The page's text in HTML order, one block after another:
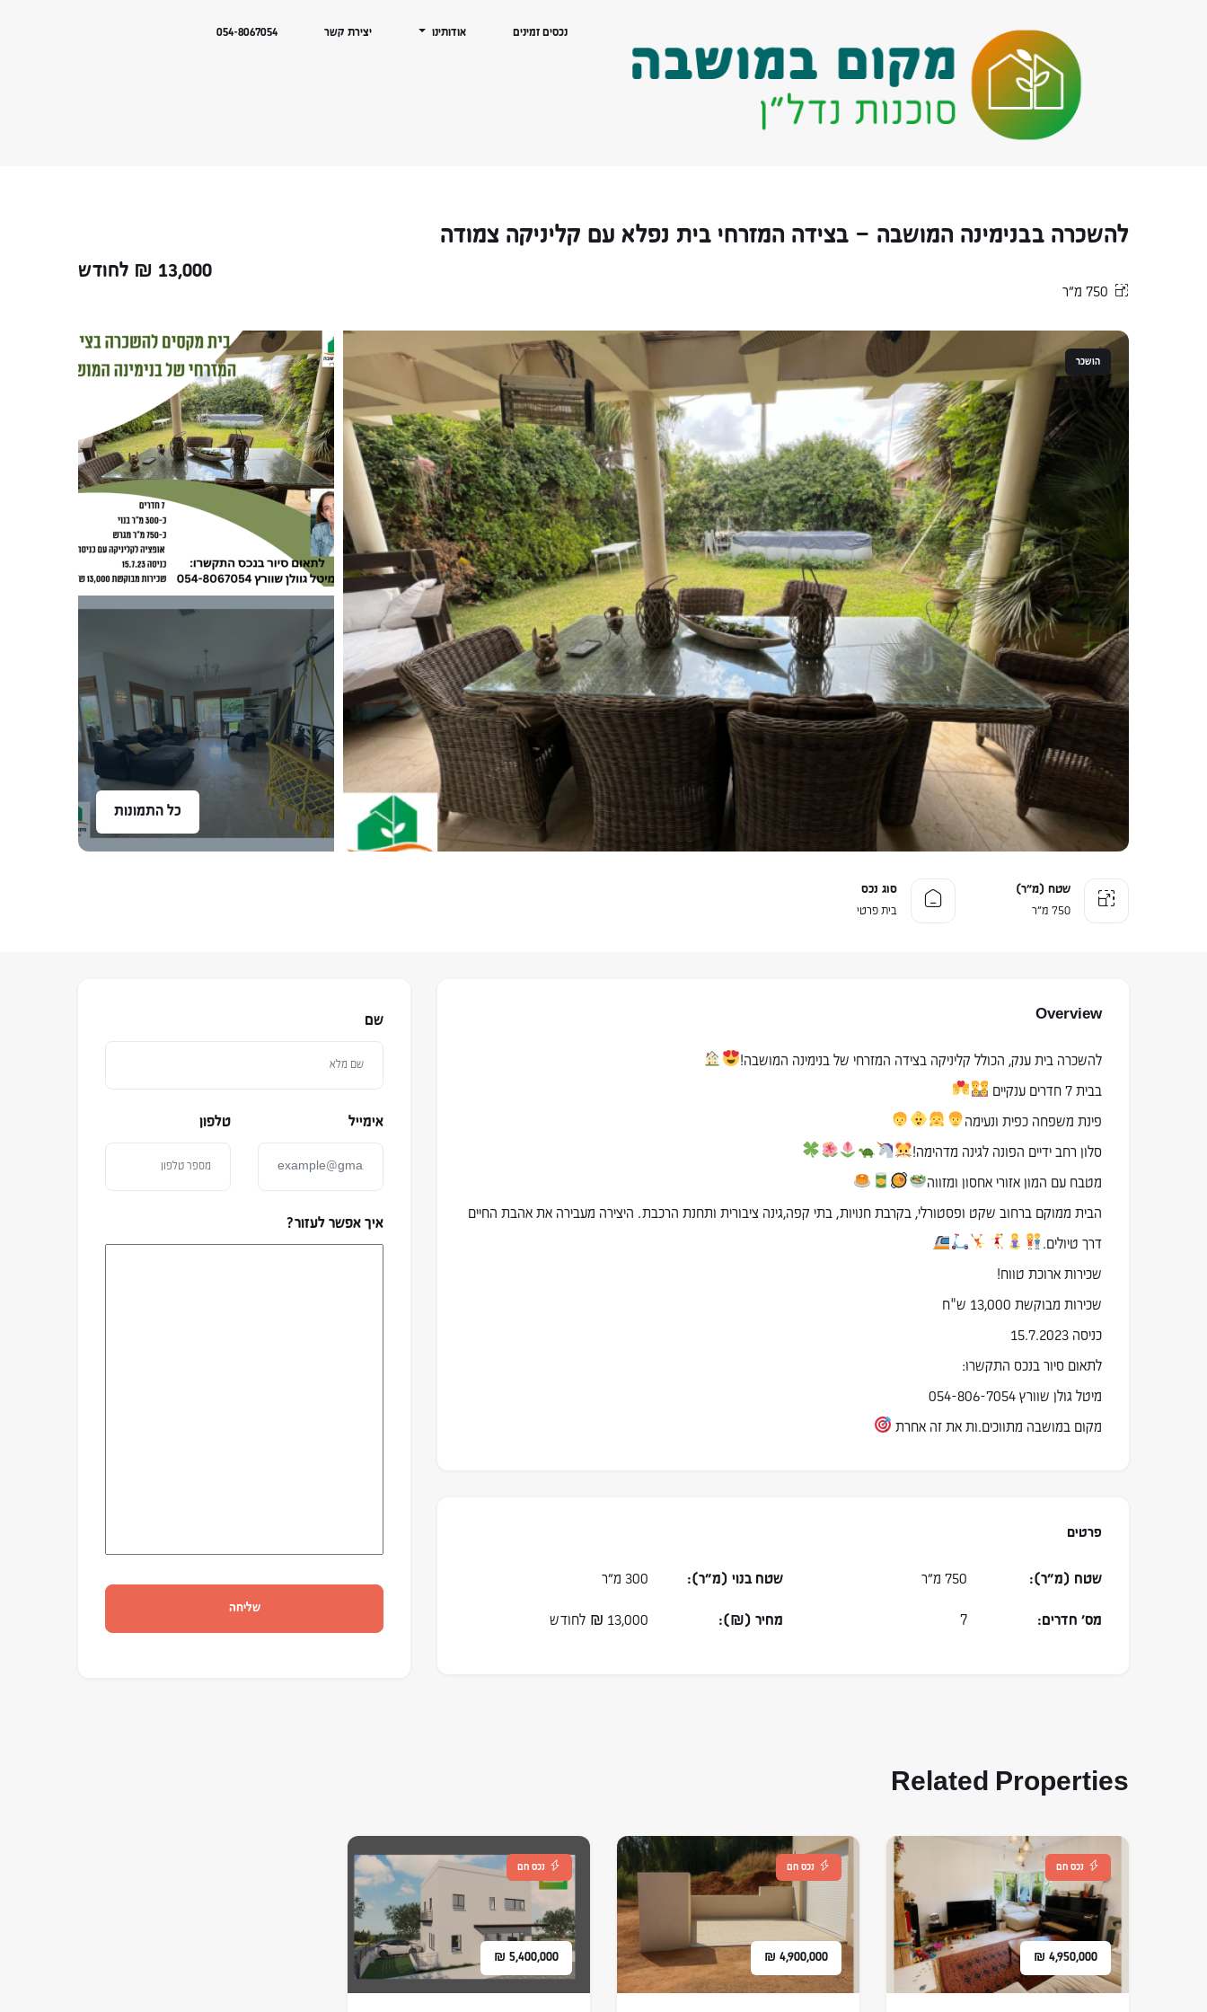
נכסים זמינים אודותינו יצירת קשר 054-8067054
להשכרה בבנימינה המושבה – בצידה המזרחי בית נפלא עם קליניקה צמודה
750 מ״ר
13,000
₪ לחודש
הושכר
כל התמונות
שטח (מ״ר)
750 מ״ר
סוג נכס
בית פרטי
Overview
להשכרה בית ענק, הכולל קליניקה בצידה המזרחי של בנימינה המושבה!
בבית 7 חדרים ענקיים
פינת משפחה כפית ונעימה
סלון רחב ידיים הפונה לגינה מדהימה!
מטבח עם המון אזורי אחסון ומזווה
הבית ממוקם ברחוב שקט ופסטורלי, בקרבת חנויות, בתי קפה,גינה ציבורית ותחנת הרכבת. היצירה מעבירה את אהבת החיים
דרך טיולים.
שכירות ארוכת טווח!
שכירות מבוקשת 13,000 ש"ח
כניסה 15.7.2023
לתאום סיור בנכס התקשרו:
מיטל גולן שוורץ 054-806-7054
מקום במושבה מתווכים.ות את זה אחרת
פרטים
שטח (מ״ר): 750 מ״ר שטח בנוי (מ״ר): 300 מ״ר
מס׳ חדרים: 7 מחיר (₪): 13,000
₪ לחודש
שם
אימייל טלפון
איך אפשר לעזור?
שליחה
Related Properties
נכס חם
4,950,000
₪
נכס חם
4,900,000
₪
נכס חם
5,400,000
₪